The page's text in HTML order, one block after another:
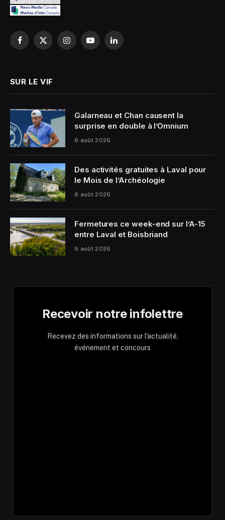
Facebook
X
InstagramYouTubeLinkedIn
SUR LE VIF
Galarneau et Chan causent la
surprise en double à l’Omnium
6 août 2026
Des activités gratuites à Laval pour
le Mois de l’Archéologie
6 août 2026
Fermetures ce week-end sur l’A-15
entre Laval et Boisbriand
6 août 2026
Recevoir notre infolettre
Recevez des informations sur l'actualité,
événement et concours